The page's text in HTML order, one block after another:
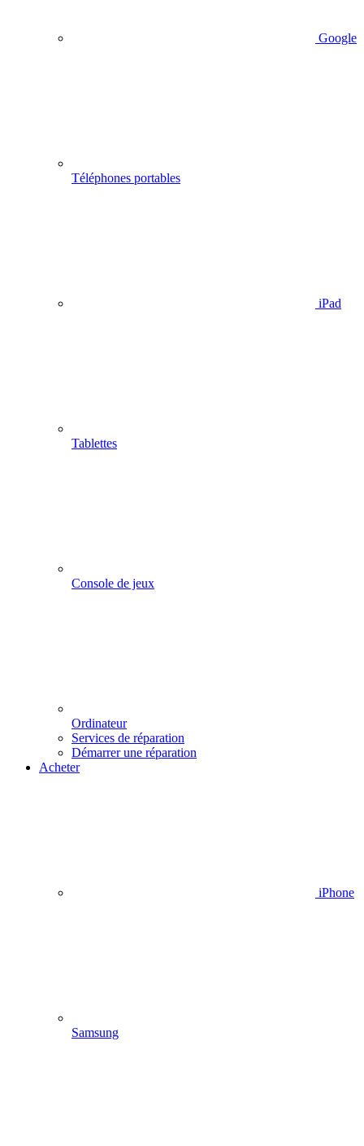
Google
Téléphones portables
iPad
Tablettes
Console de jeux
Ordinateur
Services de réparation
Démarrer une réparation
Acheter
iPhone
Samsung